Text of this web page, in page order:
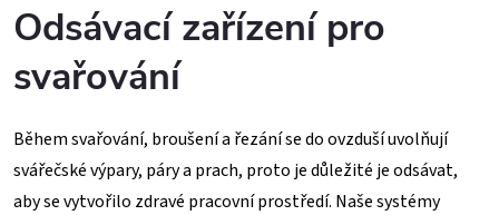
Odsávací zařízení pro
svařování
Během svařování, broušení a řezání se do ovzduší uvolňují
svářečské výpary, páry a prach, proto je důležité je odsávat,
aby se vytvořilo zdravé pracovní prostředí. Naše systémy